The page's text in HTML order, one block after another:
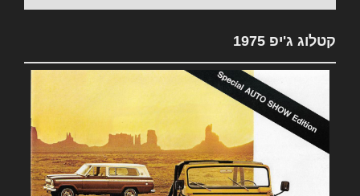
קטלוג ג'יפ 1975